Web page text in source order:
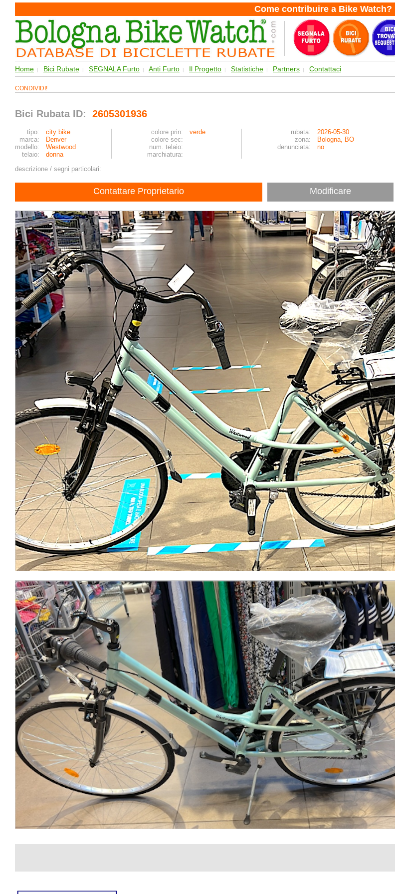
Come contribuire a Bike Watch?
Home | Bici Rubate | SEGNALA Furto | Anti Furto | Il Progetto | Statistiche | Partners | Contattaci
CONDIVIDI!
Bici Rubata ID: 2605301936
tipo: city bike colore prin: verde rubata:
2026-05-30
marca:
Denver colore sec: zona:
Bologna, BO
modello:
Westwood num. telaio: denunciata:
no
telaio:
donna
marchiatura:
descrizione / segni particolari:
Contattare Proprietario Modificare